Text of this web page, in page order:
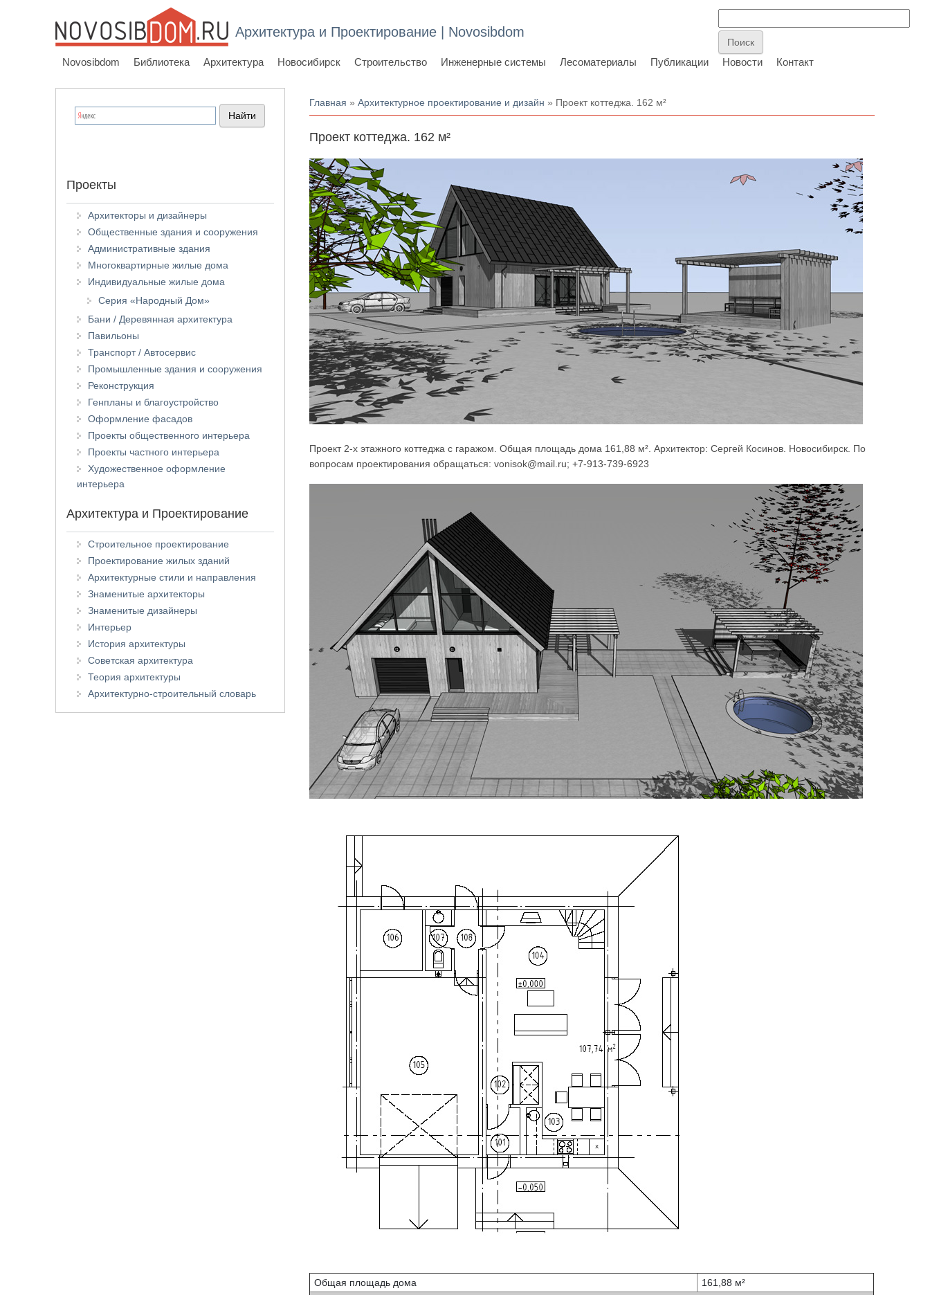
Архитектура и Проектирование | Novosibdom
Novosibdom Библиотека Архитектура Новосибирск Строительство Инженерные системы Лесоматериалы Публикации Новости Контакт
Вы здесь
Главная »Архитектурное проектирование и дизайн » Проект коттеджа. 162 м²
Проект коттеджа. 162 м²
Проект 2-х этажного коттеджа с гаражом. Общая площадь дома 161,88 м². Архитектор: Сергей Косинов. Новосибирск. По
вопросам проектирования обращаться: vonisok@mail.ru; +7-913-739-6923
Общая площадь дома
161,88 м²
Проекты
Архитекторы и дизайнеры
Общественные здания и сооружения
Административные здания
Многоквартирные жилые дома
Индивидуальные жилые дома
Серия «Народный Дом»
Бани / Деревянная архитектура
Павильоны
Транспорт / Автосервис
Промышленные здания и сооружения
Реконструкция
Генпланы и благоустройство
Оформление фасадов
Проекты общественного интерьера
Проекты частного интерьера
Художественное оформление
интерьера
Архитектура и Проектирование
Строительное проектирование
Проектирование жилых зданий
Архитектурные стили и направления
Знаменитые архитекторы
Знаменитые дизайнеры
Интерьер
История архитектуры
Советская архитектура
Теория архитектуры
Архитектурно-строительный словарь